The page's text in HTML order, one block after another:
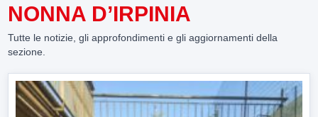
NONNA D’IRPINIA
Tutte le notizie, gli approfondimenti e gli aggiornamenti della
sezione.